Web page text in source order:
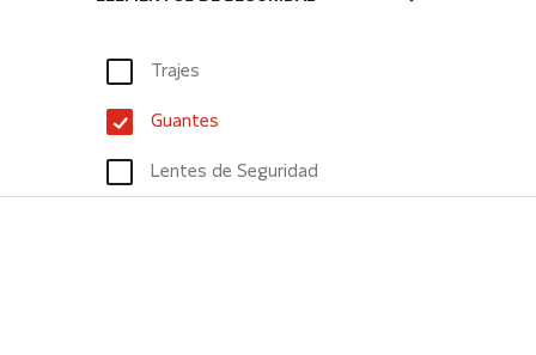
Trajes
Guantes
Lentes de Seguridad